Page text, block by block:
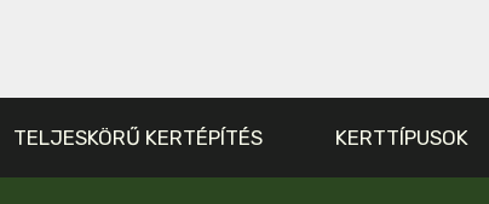
TELJESKÖRŰ KERTÉPÍTÉS KERTTÍPUSOK